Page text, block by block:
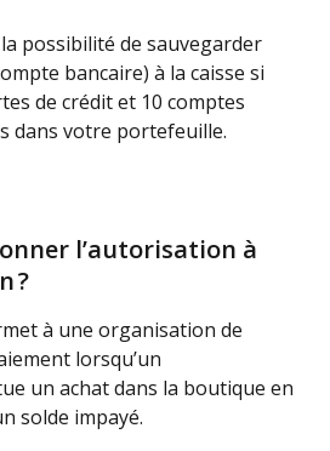
possibilité de sauvegarder
bancaire) à la caisse si
de crédit et 10 comptes
dans votre portefeuille.
l’autorisation à
?
à une organisation de
lorsqu’un
un achat dans la boutique en
solde impayé.